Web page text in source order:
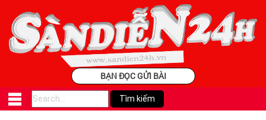
BẠN ĐỌC GỬI BÀI